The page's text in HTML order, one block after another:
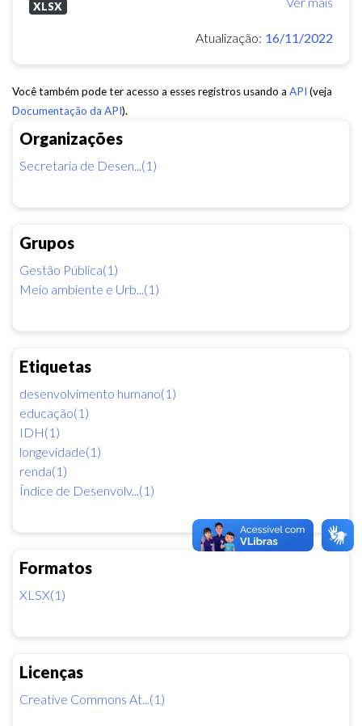
Organizações
Secretaria de Desen...(1)
Grupos
Gestão Pública(1)
Meio ambiente e Urb...(1)
Etiquetas
desenvolvimento humano(1)
educação(1)
IDH(1)
longevidade(1)
renda(1)
Índice de Desenvolv...(1)
Formatos
XLSX(1)
Licenças
Creative Commons At...(1)
XLSX
Atualização: 16/11/2022
Você também pode ter acesso a esses registros usando a API (veja
Documentação da API).